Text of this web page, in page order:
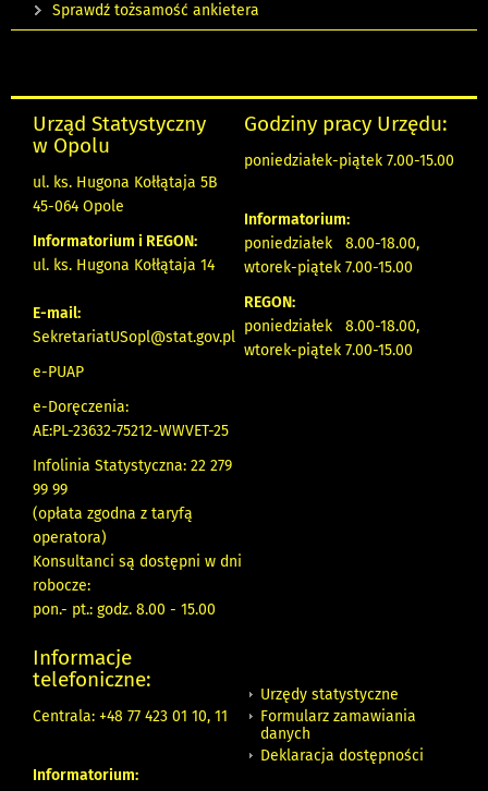
Sprawdź tożsamość ankietera
Urząd Statystyczny
w Opolu
ul. ks. Hugona Kołłątaja 5B
45-064 Opole
Informatorium i REGON:
ul. ks. Hugona Kołłątaja 14
E-mail:
SekretariatUSopl@stat.gov.pl
e-PUAP
e-Doręczenia:
AE:PL-23632-75212-WWVET-25
Infolinia Statystyczna: 22 279
99 99
(opłata zgodna z taryfą
operatora)
Konsultanci są dostępni w dni
robocze:
pon.- pt.: godz. 8.00 - 15.00
Godziny pracy Urzędu:
poniedziałek-piątek 7.00-15.00
Informatorium:
poniedziałek 8.00-18.00,
wtorek-piątek 7.00-15.00
REGON:
poniedziałek 8.00-18.00,
wtorek-piątek 7.00-15.00
Informacje
telefoniczne:
Centrala: +48 77 423 01 10, 11
Informatorium:
Urzędy statystyczne
Formularz zamawiania
danych
Deklaracja dostępności